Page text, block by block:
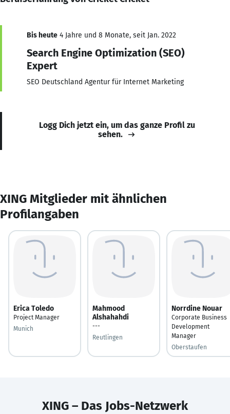
Bis heute 4 Jahre und 8 Monate, seit Jan. 2022
Search Engine Optimization (SEO)
Expert
SEO Deutschland Agentur für Internet Marketing
Logg Dich jetzt ein, um das ganze Profil zu
sehen.
XING Mitglieder mit ähnlichen
Profilangaben
Erica Toledo
Project Manager
Munich
Mahmood
Alshahahdi
---
Reutlingen
Norrdine Nouar
Corporate Business
Development
Manager
Oberstaufen
XING – Das Jobs-Netzwerk